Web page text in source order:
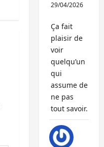
29/04/2026
Ça fait
plaisir de
voir
quelqu’un
qui
assume de
ne pas
tout savoir.